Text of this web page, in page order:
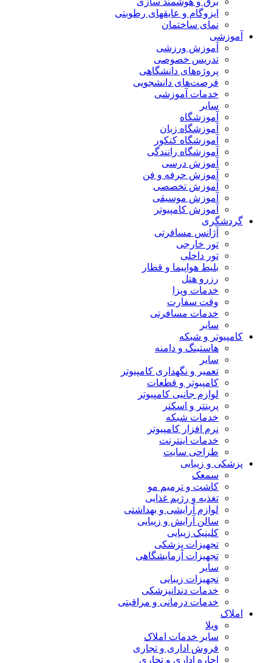
ایزوگام و عایقهای رطوبتی
نمای ساختمان
آموزشی
آموزش ورزشی
تدریس خصوصی
پروژه‌های دانشگاهی
فرصت‌های دانشجویی
خدمات آموزشی
سایر
آموزشگاه
آموزشگاه زبان
آموزشگاه کنکور
آموزشگاه رانندگی
آموزش درسی
آموزش حرفه و فن
آموزش تخصصی
آموزش موسیقی
آموزش کامپیوتر
گردشگری
آژانس مسافرتی
تور خارجی
تور داخلی
بلیط هواپیما و قطار
رزرو هتل
خدمات ویزا
وقت سفارت
خدمات مسافرتی
سایر
کامپیوتر و شبکه
هاستینگ و دامنه
سایر
تعمیر و نگهداری کامپیوتر
کامپیوتر و قطعات
لوازم جانبی کامپیوتر
پرینتر و اسکنر
خدمات شبکه
نرم افزار کامپیوتر
خدمات اینترنت
طراحی سایت
پزشکی و زیبایی
سمعک
کاشت و ترمیم مو
تغذیه و رژیم غذایی
لوازم آرایشی و بهداشتی
سالن آرایش و زیبایی
کلینیک زیبایی
تجهیزات پزشکی
تجهیزات آزمایشگاهی
سایر
تجهیزات زیبایی
خدمات دندانپزشکی
خدمات درمانی و مراقبتی
املاک
ویلا
سایر خدمات املاک
فروش اداری و تجاری
اجاره اداری و تجاری